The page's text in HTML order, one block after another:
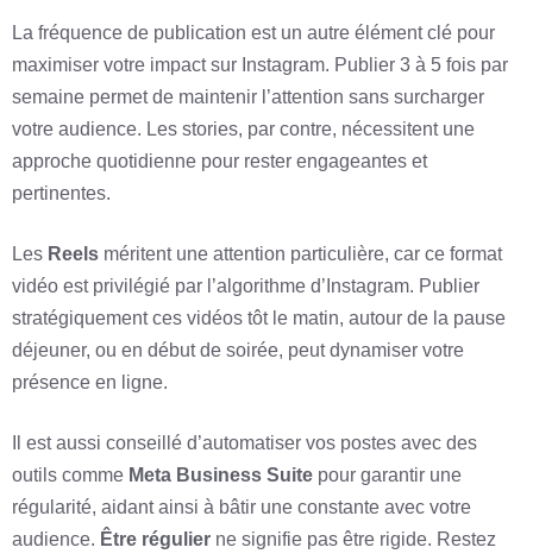
La fréquence de publication est un autre élément clé pour
maximiser votre impact sur Instagram. Publier 3 à 5 fois par
semaine permet de maintenir l’attention sans surcharger
votre audience. Les stories, par contre, nécessitent une
approche quotidienne pour rester engageantes et
pertinentes.
Les Reels méritent une attention particulière, car ce format
vidéo est privilégié par l’algorithme d’Instagram. Publier
stratégiquement ces vidéos tôt le matin, autour de la pause
déjeuner, ou en début de soirée, peut dynamiser votre
présence en ligne.
Il est aussi conseillé d’automatiser vos postes avec des
outils comme Meta Business Suite pour garantir une
régularité, aidant ainsi à bâtir une constante avec votre
audience. Être régulier ne signifie pas être rigide. Restez